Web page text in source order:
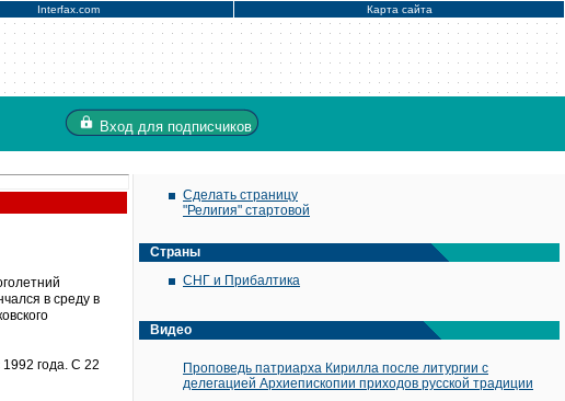
Interfax.com Карта сайта
Вход для подписчиков
в среду в
года. С 22
Сделать страницу
"Религия" стартовой
Страны
СНГ и Прибалтика
Видео
Проповедь патриарха Кирилла после литургии с
делегацией Архиепископии приходов русской традиции